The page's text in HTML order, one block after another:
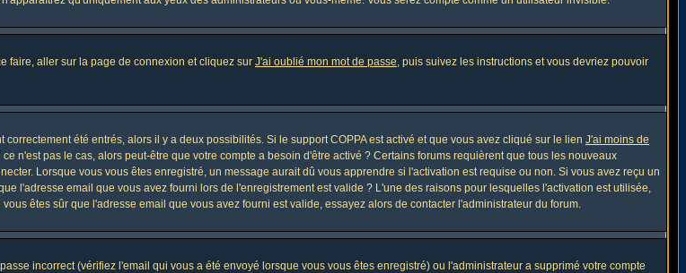
faire, aller sur la page de connexion et cliquez sur J'ai oublié mon mot de passe, puis suivez les instructions et vous devriez pouvoir
été entrés, alors il y a deux possibilités. Si le support COPPA est activé et que vous avez cliqué sur le lien J'ai moins de
n'est pas le cas, alors peut-être que votre compte a besoin d'être activé ? Certains forums requièrent que tous les nouveaux
Lorsque vous vous êtes enregistré, un message aurait dû vous apprendre si l'activation est requise ou non. Si vous avez reçu un
l'adresse email que vous avez fourni lors de l'enregistrement est valide ? L'une des raisons pour lesquelles l'activation est utilisée,
êtes sûr que l'adresse email que vous avez fourni est valide, essayez alors de contacter l'administrateur du forum.
incorrect (vérifiez l'email qui vous a été envoyé lorsque vous vous êtes enregistré) ou l'administrateur a supprimé votre compte